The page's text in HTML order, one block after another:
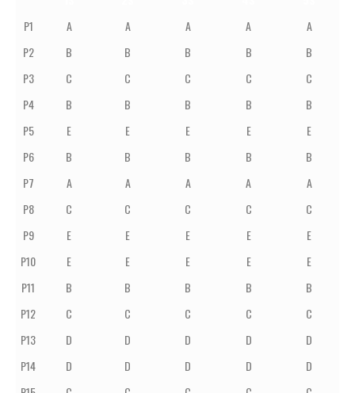
P1
A A A A
A
P2
B B B B
B
P3
C C C C
C
P4
B B B B
B
P5
E E E E
E
P6
B B B B
B
P7
A A A A
A
P8
C C C C
C
P9
E E E E
E
P10
E E E E
E
P11
B B B B
B
P12
C C C C
C
P13
D D D D
D
P14
D D D D
D